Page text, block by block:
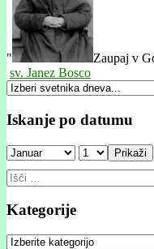
"
Zaupaj v
sv. Janez Bosco
Iskanje po datumu
Prikaži
Išči:
Kategorije
Kategorije